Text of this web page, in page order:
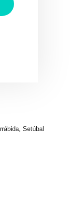
Setúbal